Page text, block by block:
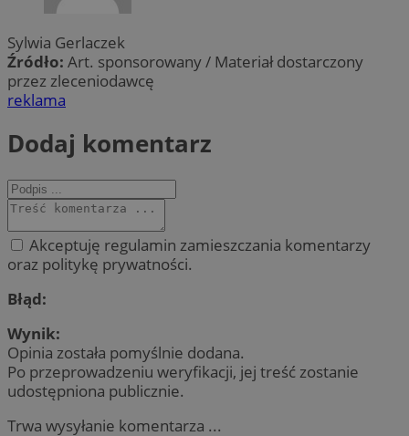
Sylwia Gerlaczek
Źródło: Art. sponsorowany / Materiał dostarczony
przez zleceniodawcę
reklama
Dodaj komentarz
Akceptuję regulamin zamieszczania komentarzy
oraz politykę prywatności.
Błąd:
Wynik:
Opinia została pomyślnie dodana.
Po przeprowadzeniu weryfikacji, jej treść zostanie
udostępniona publicznie.
Trwa wysyłanie komentarza ...